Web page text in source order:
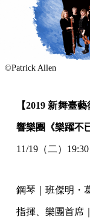
©Patrick Allen
【2019 新舞臺
響樂團《樂躍不
11/19（二）
鋼琴｜班傑明・
指揮、樂團首席